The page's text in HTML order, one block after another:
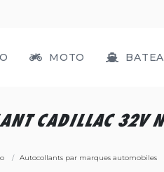
MOTO
CADILLAC 32V
Autocollants par marques automobiles